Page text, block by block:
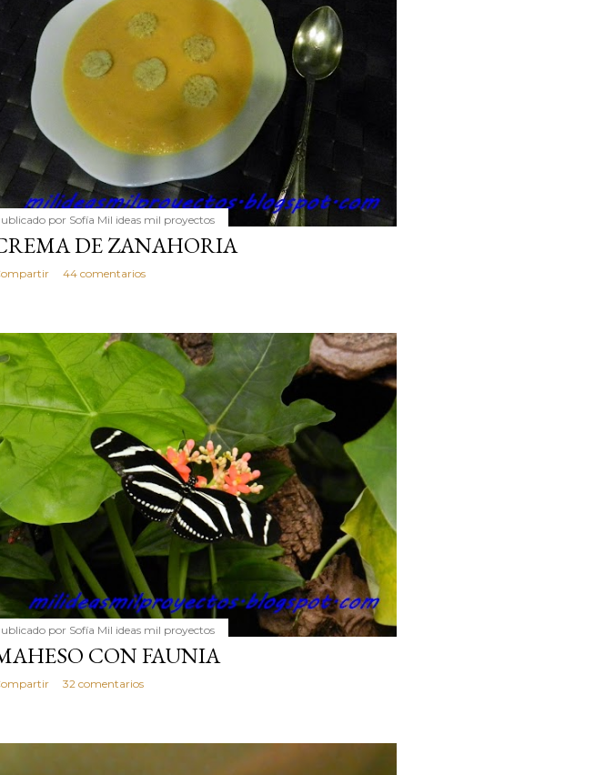
por Sofía Mil ideas mil proyectos
DE ZANAHORIA
44 comentarios
por Sofía Mil ideas mil proyectos
CON FAUNIA
32 comentarios